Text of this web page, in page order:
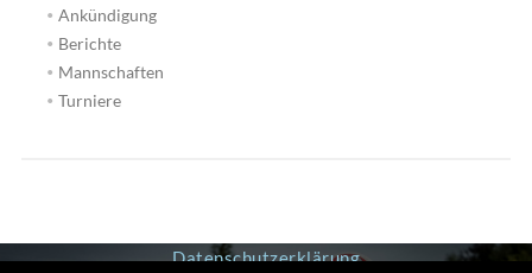
Ankündigung
Berichte
Mannschaften
Turniere
Datenschutzerklärung